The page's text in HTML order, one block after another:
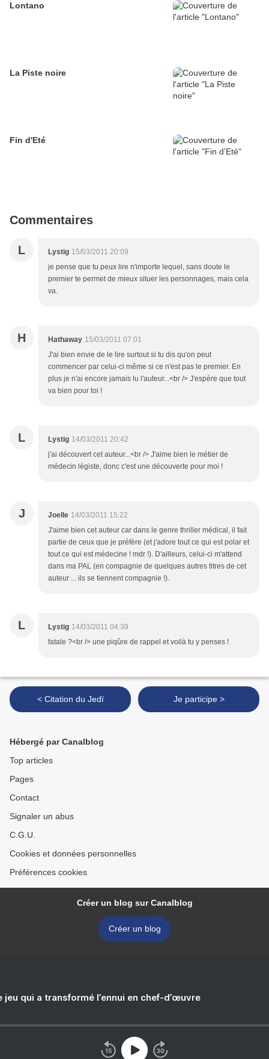
Lontano
La Piste noire
Fin d'Eté
Commentaires
L Lystig 15/03/2011 20:09
je pense que tu peux lire n'importe lequel, sans doute le
premier te permet de mieux situer les personnages, mais cela
va.
H Hathaway 15/03/2011 07:01
J'ai bien envie de le lire surtout si tu dis qu'on peut
commencer par celui-ci même si ce n'est pas le premier. En
plus je n'ai encore jamais lu l'auteur...<br /> J'espère que tout
va bien pour toi !
L Lystig 14/03/2011 20:42
j'ai découvert cet auteur...<br /> J'aime bien le métier de
médecin légiste, donc c'est une découverte pour moi !
J Joelle 14/03/2011 15:22
J'aime bien cet auteur car dans le genre thriller médical, il fait
partie de ceux que je préfère (et j'adore tout ce qui est polar et
tout ce qui est médecine ! mdr !). D'ailleurs, celui-ci m'attend
dans ma PAL (en compagnie de quelques autres titres de cet
auteur ... ils se tiennent compagnie !).
L Lystig 14/03/2011 04:39
fatale ?<br /> une piqûre de rappel et voilà tu y penses !
< Citation du Jedï Je participe >
Hébergé par Canalblog
Top articles
Pages
Contact
Signaler un abus
C.G.U.
Cookies et données personnelles
Préférences cookies
Créer un blog sur Canalblog
Créer un blog
jeu qui a transformé l’ennui en chef-d’œuvre